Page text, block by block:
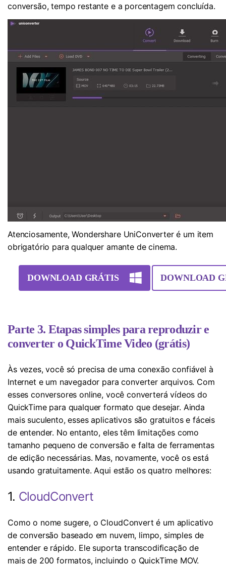
conversão, tempo restante e a porcentagem concluída.
Atenciosamente, Wondershare UniConverter é um item
obrigatório para qualquer amante de cinema.
DOWNLOAD GRÁTIS DOWNLOAD
Parte 3. Etapas simples para reproduzir e
converter o QuickTime Video (grátis)
Às vezes, você só precisa de uma conexão confiável à
Internet e um navegador para converter arquivos. Com
esses conversores online, você converterá vídeos do
QuickTime para qualquer formato que desejar. Ainda
mais suculento, esses aplicativos são gratuitos e fáceis
de entender. No entanto, eles têm limitações como
tamanho pequeno de conversão e falta de ferramentas
de edição necessárias. Mas, novamente, você os está
usando gratuitamente. Aqui estão os quatro melhores:
1. CloudConvert
Como o nome sugere, o CloudConvert é um aplicativo
de conversão baseado em nuvem, limpo, simples de
entender e rápido. Ele suporta transcodificação de
mais de 200 formatos, incluindo o QuickTime MOV.